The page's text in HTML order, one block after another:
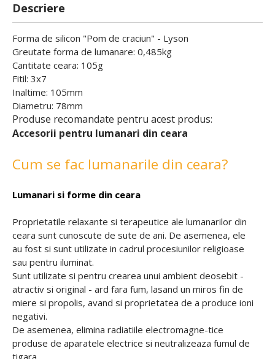
Descriere
Forma de silicon "Pom de craciun" - Lyson
Greutate forma de lumanare: 0,485kg
Cantitate ceara: 105g
Fitil: 3x7
Inaltime: 105mm
Diametru: 78mm
Produse recomandate pentru acest produs:
Accesorii pentru lumanari din ceara
Cum se fac lumanarile din ceara?
Lumanari si forme din ceara
Proprietatile relaxante si terapeutice ale lumanarilor din
ceara sunt cunoscute de sute de ani. De asemenea, ele
au fost si sunt utilizate in cadrul procesiunilor religioase
sau pentru iluminat.
Sunt utilizate si pentru crearea unui ambient deosebit -
atractiv si original - ard fara fum, lasand un miros fin de
miere si propolis, avand si proprietatea de a produce ioni
negativi.
De asemenea, elimina radiatiile electromagne-tice
produse de aparatele electrice si neutralizeaza fumul de
tigara.